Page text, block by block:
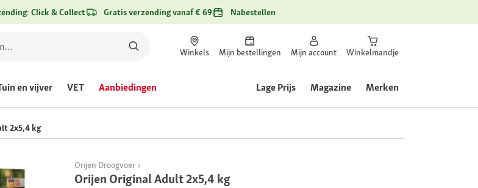
Click & Collect Gratis verzending vanaf € 69 Nabestellen
Winkels Mijn bestellingen Mijn account Winkelmandje
en vijver VET Aanbiedingen Lage Prijs Magazine Merken
2x5,4 kg
Orijen Droogvoer
Orijen Original Adult 2x5,4 kg